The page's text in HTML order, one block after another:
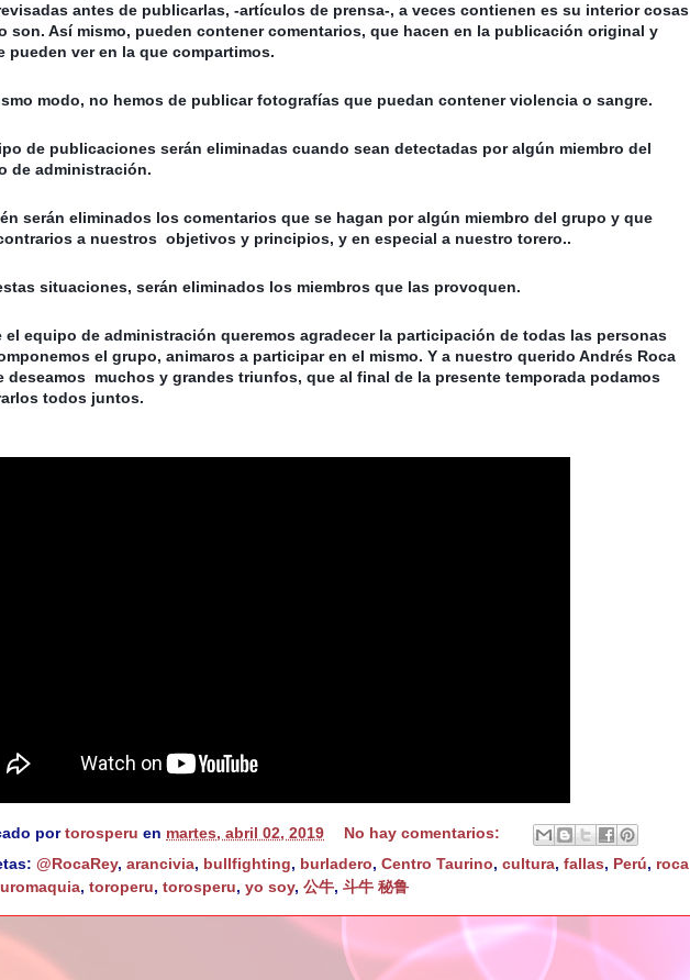
antes de publicarlas, -artículos de prensa-, a veces contienen es su interior cosas
son. Así mismo, pueden contener comentarios, que hacen en la publicación original y
pueden ver en la que compartimos.
modo, no hemos de publicar fotografías que puedan contener violencia o sangre.
de publicaciones serán eliminadas cuando sean detectadas por algún miembro del
de administración.
serán eliminados los comentarios que se hagan por algún miembro del grupo y que
a nuestros  objetivos y principios, y en especial a nuestro torero..
situaciones, serán eliminados los miembros que las provoquen.
el equipo de administración queremos agradecer la participación de todas las personas
el grupo, animaros a participar en el mismo. Y a nuestro querido Andrés Roca
deseamos  muchos y grandes triunfos, que al final de la presente temporada podamos
todos juntos.
portorosperu en martes, abril 02, 2019
No hay comentarios:
@RocaRey, arancivia, bullfighting, burladero, Centro Taurino, cultura, fallas, Perú, roca
, toroperu, torosperu, yo soy, 公牛, 斗牛 秘鲁